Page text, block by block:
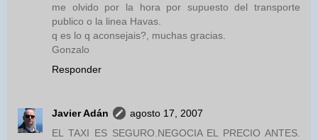
me olvido por la hora por supuesto del transporte
publico o la linea Havas.
q es lo q aconsejais?, muchas gracias.
Gonzalo
Responder
Javier Adán
agosto 17, 2007
EL TAXI ES SEGURO.NEGOCIA EL PRECIO ANTES.